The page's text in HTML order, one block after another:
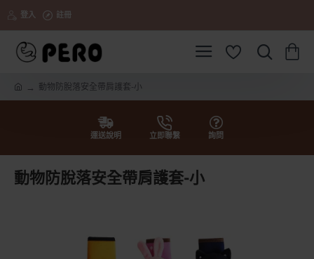
登入 註冊
動物防脫落安全帶肩護套-小
運送說明 立即聯繫 詢問
動物防脫落安全帶肩護套-小